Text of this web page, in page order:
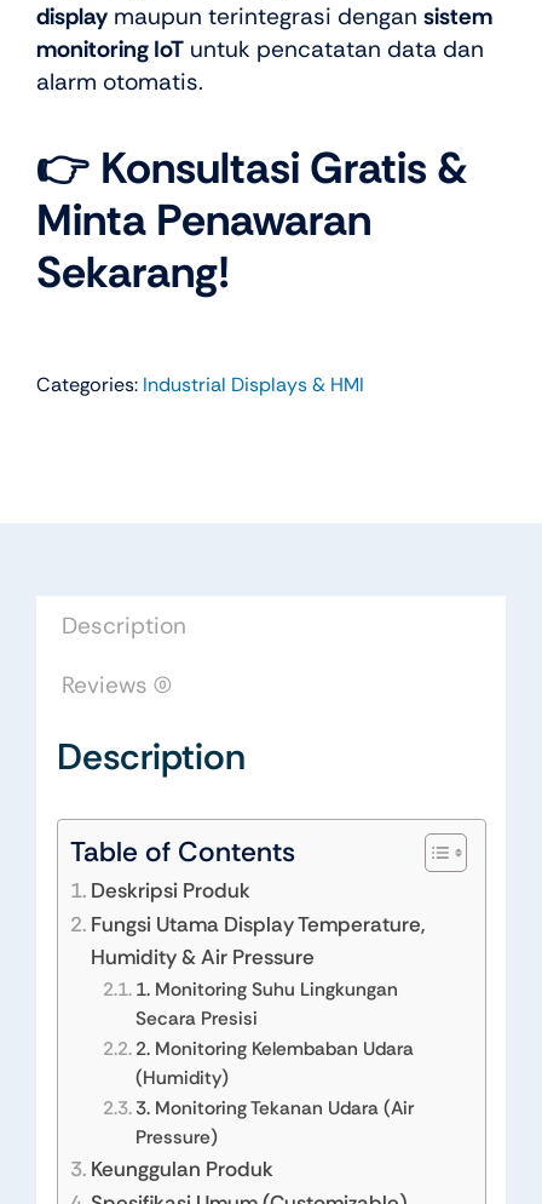
display maupun terintegrasi dengan sistem
monitoring IoT untuk pencatatan data dan
alarm otomatis.
👉 Konsultasi Gratis &
Minta Penawaran
Sekarang!
Categories: Industrial Displays & HMI
Description
Reviews (0)
Description
Table of Contents
Deskripsi Produk
Fungsi Utama Display Temperature,
Humidity & Air Pressure
1. Monitoring Suhu Lingkungan
Secara Presisi
2. Monitoring Kelembaban Udara
(Humidity)
3. Monitoring Tekanan Udara (Air
Pressure)
Keunggulan Produk